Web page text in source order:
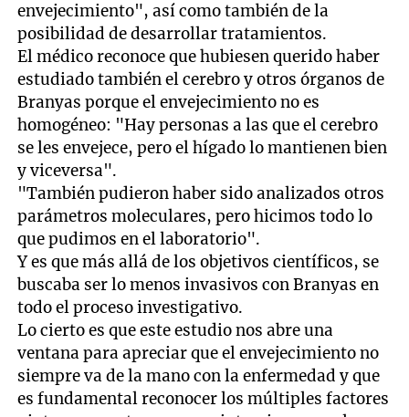
envejecimiento", así como también de la
posibilidad de desarrollar tratamientos.
El médico reconoce que hubiesen querido haber
estudiado también el cerebro y otros órganos de
Branyas porque el envejecimiento no es
homogéneo: "Hay personas a las que el cerebro
se les envejece, pero el hígado lo mantienen bien
y viceversa".
"También pudieron haber sido analizados otros
parámetros moleculares, pero hicimos todo lo
que pudimos en el laboratorio".
Y es que más allá de los objetivos científicos, se
buscaba ser lo menos invasivos con Branyas en
todo el proceso investigativo.
Lo cierto es que este estudio nos abre una
ventana para apreciar que el envejecimiento no
siempre va de la mano con la enfermedad y que
es fundamental reconocer los múltiples factores